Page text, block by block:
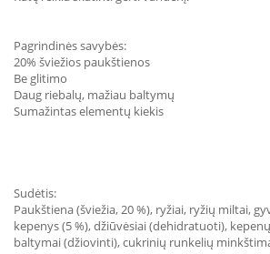
Pagrindinės savybės:
20% šviežios paukštienos
Be glitimo
Daug riebalų, mažiau baltymų
Sumažintas elementų kiekis
Sudėtis:
Paukštiena (šviežia, 20 %), ryžiai, ryžių miltai,
kepenys (5 %), džiūvėsiai (dehidratuoti),
baltymai (džiovinti), cukrinių runkelių